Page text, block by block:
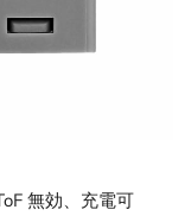
無効、充電可